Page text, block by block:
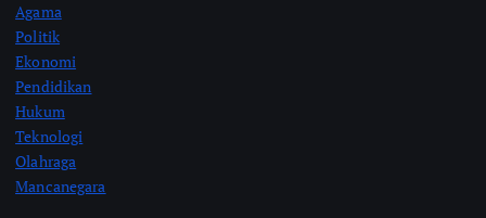
Agama
Politik
Ekonomi
Pendidikan
Hukum
Teknologi
Olahraga
Mancanegara